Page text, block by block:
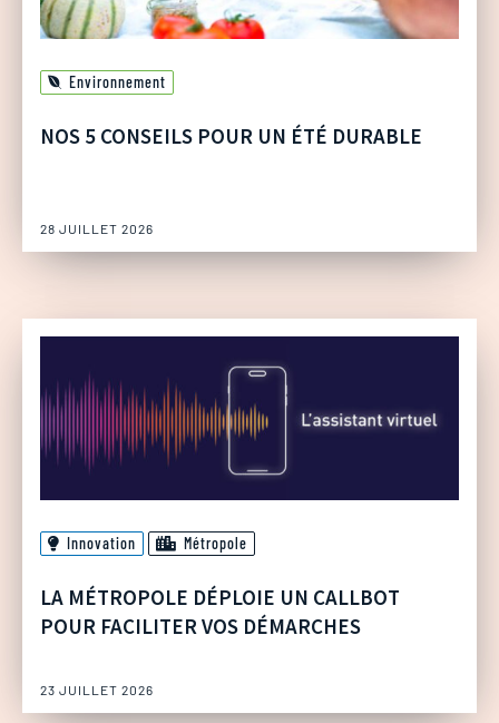
Environnement
NOS 5 CONSEILS POUR UN ÉTÉ DURABLE
28 JUILLET 2026
Innovation Métropole
LA MÉTROPOLE DÉPLOIE UN CALLBOT
POUR FACILITER VOS DÉMARCHES
23 JUILLET 2026